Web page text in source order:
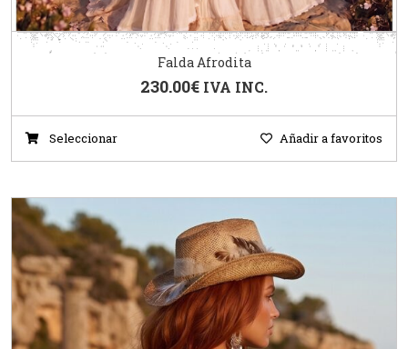
Falda Afrodita
230.00€ IVA INC.
Seleccionar Añadir a favoritos